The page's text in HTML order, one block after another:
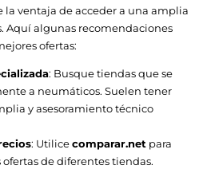
la ventaja de acceder a una amplia
Aquí algunas recomendaciones
ofertas:
: Busque tiendas que se
a neumáticos. Suelen tener
y asesoramiento técnico
: Utilicecomparar.net para
de diferentes tiendas.